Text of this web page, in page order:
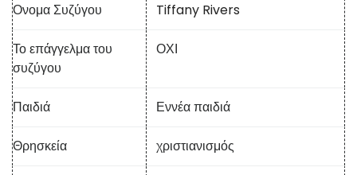
Ονομα Συζύγου Tiffany Rivers
Το επάγγελμα του
συζύγου
ΟΧΙ
Παιδιά Εννέα παιδιά
Θρησκεία χριστιανισμός